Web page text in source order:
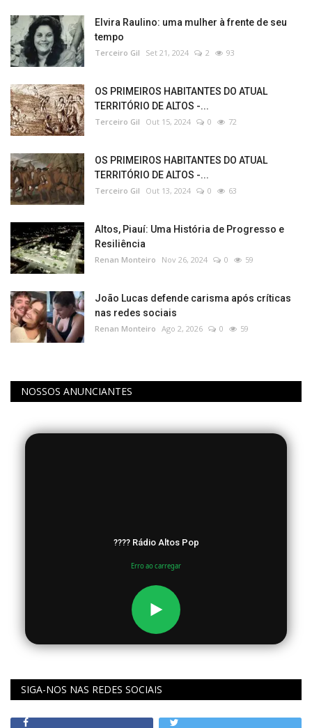
Elvira Raulino: uma mulher à frente de seu
tempo
Terceiro Gil Set 21, 2024 2 93
OS PRIMEIROS HABITANTES DO ATUAL
TERRITÓRIO DE ALTOS -...
Terceiro Gil Out 15, 2024 0 72
OS PRIMEIROS HABITANTES DO ATUAL
TERRITÓRIO DE ALTOS -...
Terceiro Gil Out 13, 2024 0 63
Altos, Piauí: Uma História de Progresso e
Resiliência
Renan Monteiro Nov 26, 2024 0 59
João Lucas defende carisma após críticas
nas redes sociais​‌​
Renan Monteiro Ago 2, 2026 0 59
NOSSOS ANUNCIANTES
???? Rádio Altos Pop
Erro ao carregar
SIGA-NOS NAS REDES SOCIAIS